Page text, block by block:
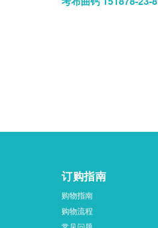
订购指南
购物指南
购物流程